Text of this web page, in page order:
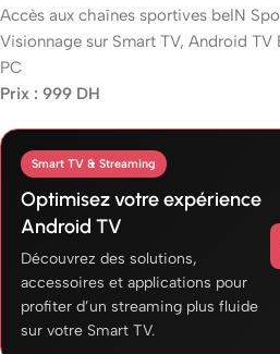
Accès aux chaînes sportives beIN
Visionnage sur Smart TV, Android
PC
Prix : 999 DH
Smart TV & Streaming
Optimisez votre expérience
Android TV
Découvrez des solutions,
accessoires et applications pour
profiter d’un streaming plus fluide
sur votre Smart TV.